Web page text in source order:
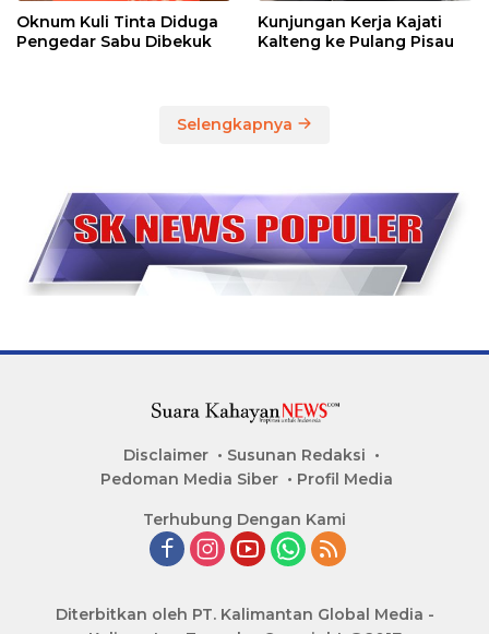
Oknum Kuli Tinta Diduga
Pengedar Sabu Dibekuk
Kunjungan Kerja Kajati
Kalteng ke Pulang Pisau
Selengkapnya
Disclaimer
Susunan Redaksi
Pedoman Media Siber
Profil Media
Terhubung Dengan Kami
Diterbitkan oleh PT. Kalimantan Global Media -